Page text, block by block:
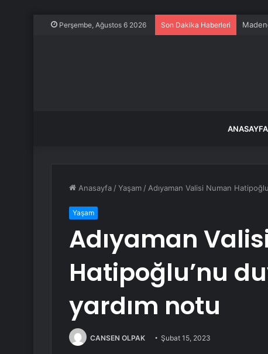
Perşembe, Ağustos 6 2026 Son Dakika Haberleri
ANASAYFA
Anasayfa /Yaşam / Adıyaman Valisi Numan
Yaşam
Adıyaman
Hatipoğlu’nu
yardım notu
CANSEN OLPAK Şubat 15, 2023